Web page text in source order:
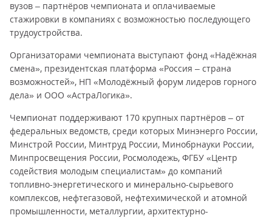
вузов – партнёров чемпионата и оплачиваемые
стажировки в компаниях с возможностью последующего
трудо­устройства.
Организаторами чемпионата выступают фонд «Надёжная
смена», президентская платформа «Россия – страна
возможностей», НП «Молодёжный форум лидеров горного
дела» и ООО «АстраЛогика».
Чемпионат поддерживают 170 крупных партнёров – от
федеральных ведомств, среди которых Минэнерго России,
Минстрой России, Минтруд России, Минобрнауки России,
Минпросвещения России, Росмолодежь, ФГБУ «Центр
содействия молодым специалистам» до компаний
топливно-энергетического и минерально-сырьевого
комплексов, нефтегазовой, нефтехимической и атомной
промышленности, металлургии, архитектурно-